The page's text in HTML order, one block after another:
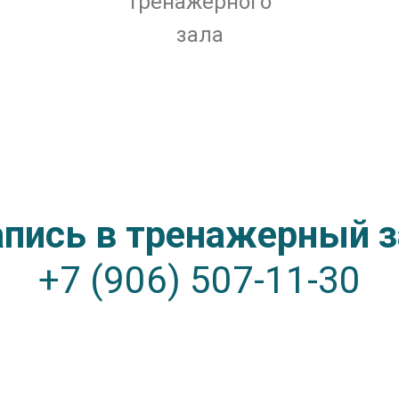
зала
в тренажерный
+7 (906) 507-11-30